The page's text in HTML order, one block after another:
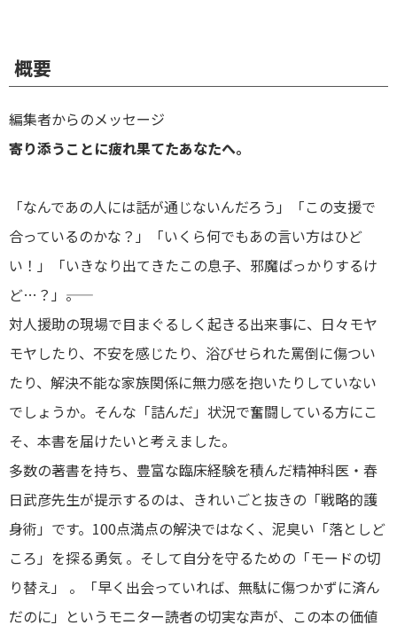
概要
編集者からのメッセージ
寄り添うことに疲れ果てたあなたへ。
「なんであの人には話が通じないんだろう」「この支援で
合っているのかな？」「いくら何でもあの言い方はひど
い！」「いきなり出てきたこの息子、邪魔ばっかりするけ
ど…？」――。
対人援助の現場で目まぐるしく起きる出来事に、日々モヤ
モヤしたり、不安を感じたり、浴びせられた罵倒に傷つい
たり、解決不能な家族関係に無力感を抱いたりしていない
でしょうか。そんな「詰んだ」状況で奮闘している方にこ
そ、本書を届けたいと考えました。
多数の著書を持ち、豊富な臨床経験を積んだ精神科医・春
日武彦先生が提示するのは、きれいごと抜きの「戦略的護
身術」です。100点満点の解決ではなく、泥臭い「落としど
ころ」を探る勇気 。そして自分を守るための「モードの切
り替え」 。「早く出会っていれば、無駄に傷つかずに済ん
だのに」というモニター読者の切実な声が、この本の価値